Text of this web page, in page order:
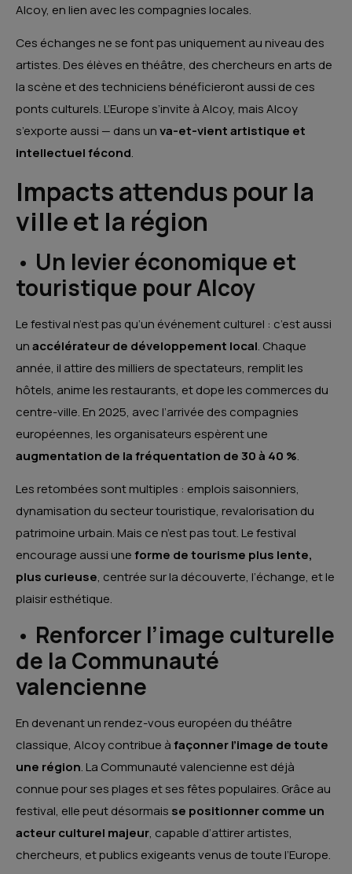
Alcoy, en lien avec les compagnies locales.
Ces échanges ne se font pas uniquement au niveau des
artistes. Des élèves en théâtre, des chercheurs en arts de
la scène et des techniciens bénéficieront aussi de ces
ponts culturels. L’Europe s’invite à Alcoy, mais Alcoy
s’exporte aussi — dans unva-et-vient artistique et
intellectuel fécond.
Impacts attendus pour la
ville et la région
• Un levier économique et
touristique pour Alcoy
Le festival n’est pas qu’un événement culturel : c’est aussi
unaccélérateur de développement local. Chaque
année, il attire des milliers de spectateurs, remplit les
hôtels, anime les restaurants, et dope les commerces du
centre-ville. En 2025, avec l’arrivée des compagnies
européennes, les organisateurs espèrent une
augmentation de la fréquentation de 30 à 40 %.
Les retombées sont multiples : emplois saisonniers,
dynamisation du secteur touristique, revalorisation du
patrimoine urbain. Mais ce n’est pas tout. Le festival
encourage aussi uneforme de tourisme plus lente,
plus curieuse, centrée sur la découverte, l’échange, et le
plaisir esthétique.
• Renforcer l’image culturelle
de la Communauté
valencienne
En devenant un rendez-vous européen du théâtre
classique, Alcoy contribue àfaçonner l’image de toute
une région. La Communauté valencienne est déjà
connue pour ses plages et ses fêtes populaires. Grâce au
festival, elle peut désormais se positionner comme un
acteur culturel majeur, capable d’attirer artistes,
chercheurs, et publics exigeants venus de toute l’Europe.